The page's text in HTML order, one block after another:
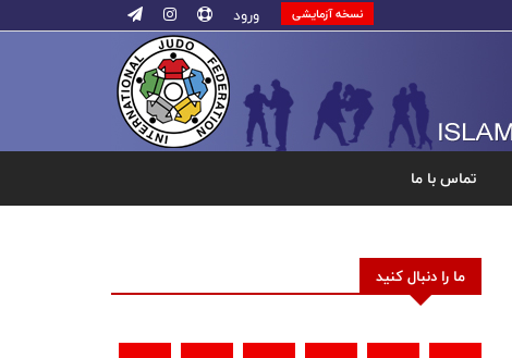
نسخه آزمایشی ورود
تماس با ما
ما را دنبال کنید